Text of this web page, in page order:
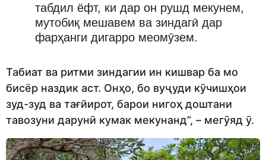
табдил ёфт, ки дар он рушд мекунем,
мутобиқ мешавем ва зиндагӣ дар
фарҳанги дигарро меомӯзем.
Табиат ва ритми зиндагии ин кишвар ба мо
бисёр наздик аст. Онҳо, бо вуҷуди кӯчишҳои
зуд-зуд ва тағйирот, барои нигоҳ доштани
тавозуни дарунӣ кумак мекунанд”, – мегӯяд ӯ.